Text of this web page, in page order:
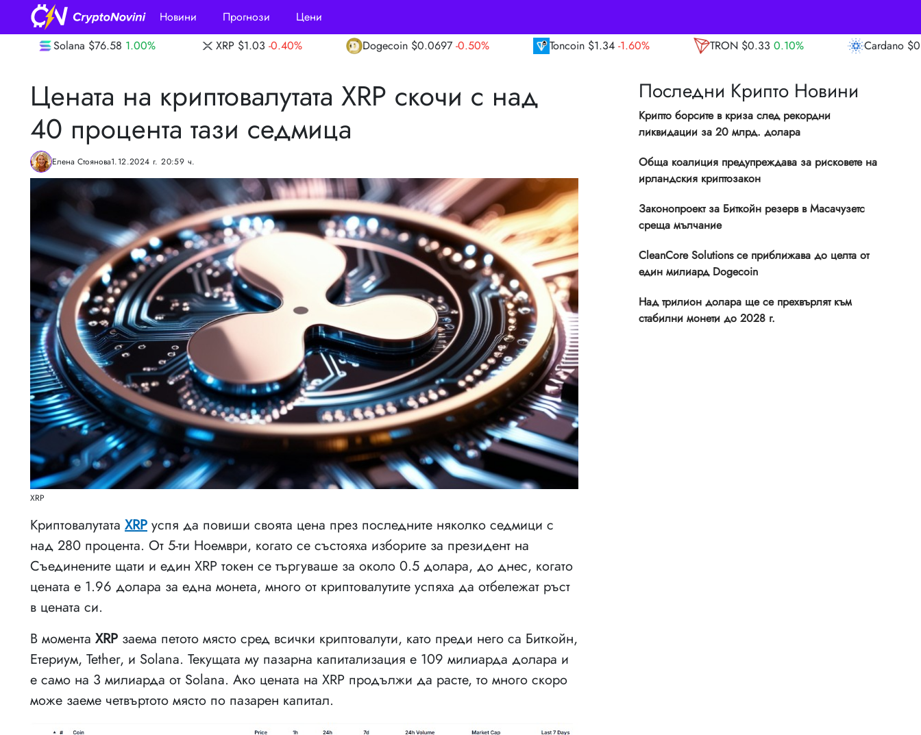
Новини Прогнози
Цени
1.00% XRP $1.03 Dogecoin $0.0697 -0.50% Toncoin $1.34 -1.60% TRON $0.33 Cardano $0.20 -1.40%
Цената на криптовалутата XRP скочи с над
40 процента тази седмица
Елена Стоянова1.12.2024 г. 20:59 ч.
XRP
Криптовалутата XRP успя да повиши своята цена през последните няколко седмици с
над 280 процента. От 5-ти Ноември, когато се състояха изборите за президент на
Съединените щати и един XRP токен се търгуваше за около 0.5 долара, до днес, когато
цената е 1.96 долара за една монета, много от криптовалутите успяха да отбележат ръст
в цената си.
В момента XRP заема петото място сред всички криптовалути, като преди него са Биткойн,
Етериум, Tether, и Solana. Текущата му пазарна капитализация е 109 милиарда долара и
е само на 3 милиарда от Solana. Ако цената на XRP продължи да расте, то много скоро
може заеме четвъртото място по пазарен капитал.
Последни Крипто Новини
Крипто борсите в криза след рекордни
ликвидации за 20 млрд. долара
Обща коалиция предупреждава за рисковете на
ирландския криптозакон
Законопроект за Биткойн резерв в Масачузетс
среща мълчание
CleanCore Solutions се приближава до целта от
един милиард Dogecoin
Над трилион долара ще се прехвърлят към
стабилни монети до 2028 г.